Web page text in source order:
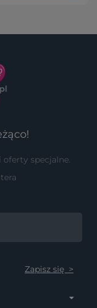
specjalne.